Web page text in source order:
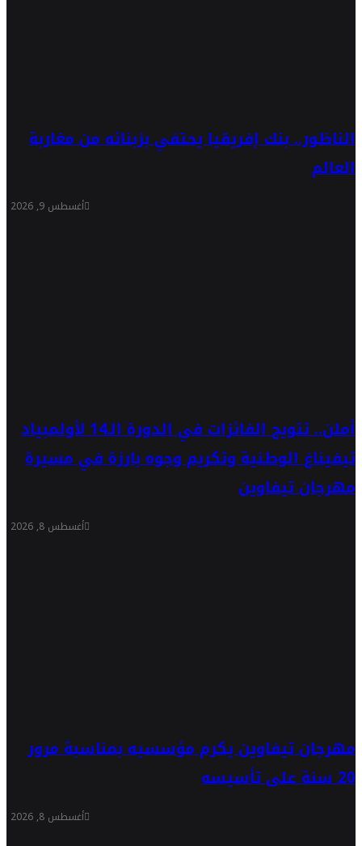
الناظور.. بنك إفريقيا يحتفي بزبنائه من مغاربة
العالم
أغسطس 9, 2026
أملن.. تتويج الفائزات في الدورة الـ14 لأولمبياد
تيفيناغ الوطنية وتكريم وجوه بارزة في مسيرة
مهرجان تيفاوين
أغسطس 8, 2026
مهرجان تيفاوين يكرم مؤسسيه بمناسبة مرور
20 سنة على تأسيسه
أغسطس 8, 2026